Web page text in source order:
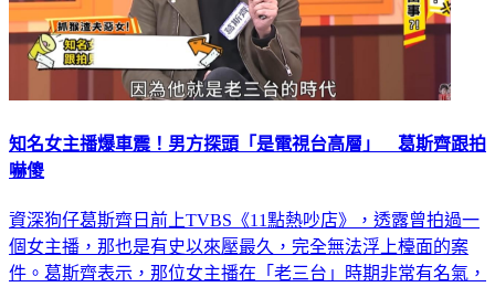
知名女主播爆車震！男方探頭「是電視台高層」 葛斯齊跟拍
嚇傻
資深狗仔葛斯齊日前上TVBS《11點熱吵店》，透露曾拍過一
個女主播，那也是有史以來壓最久，完全無法浮上檯面的案
件。葛斯齊表示，那位女主播在「老三台」時期非常有名氣，